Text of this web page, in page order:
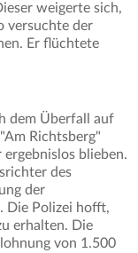
weigerte sich,
versuchte der
Er flüchtete
dem Überfall auf
Richtsberg"
blieben.
des
der
Die Polizei hofft,
erhalten. Die
von 1.500